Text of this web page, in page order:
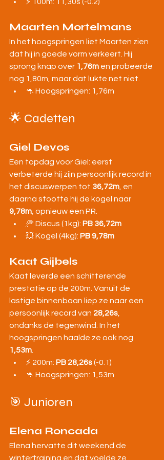
Maarten Mortelmans
In het hoogspringen liet Maarten zien
dat hij in goede vorm verkeert. Hij
sprong knap over 1,76m en probeerde
nog 1,80m, maar dat lukte net niet.
🦘 Hoogspringen: 1,76m
🌟 Cadetten
Giel Devos
Een topdag voor Giel: eerst
verbeterde hij zijn persoonlijk record in
het discuswerpen tot 36,72m , en
daarna stootte hij de kogel naar
9,78m , opnieuw een PR.
🥏 Discus (1kg): PB 36,72m
💥 Kogel (4kg): PB 9,78m
Kaat Gijbels
Kaat leverde een schitterende
prestatie op de 200m. Vanuit de
lastige binnenbaan liep ze naar een
persoonlijk record van 28,26s
ondanks de tegenwind. In het
hoogspringen haalde ze ook nog
1,53m
⚡ 200m: PB 28,26s (-0.1)
🦘 Hoogspringen: 1,53m
🎯 Junioren
Elena Roncada
Elena hervatte dit weekend de
wintertraining en dat voelde ze